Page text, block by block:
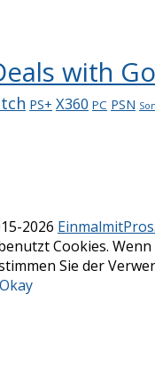
with
PS+ X360 PC PSN
2026
Cookies. Wenn
Sie der
Okay